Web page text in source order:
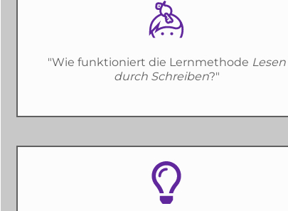
"Wie funktioniert die Lernmethode Lesen
durch Schreiben?"